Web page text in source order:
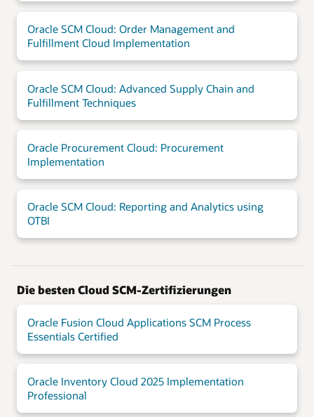
Oracle SCM Cloud: Order Management and
Fulfillment Cloud Implementation
Oracle SCM Cloud: Advanced Supply Chain and
Fulfillment Techniques
Oracle Procurement Cloud: Procurement
Implementation
Oracle SCM Cloud: Reporting and Analytics using
OTBI
Die besten Cloud SCM-Zertifizierungen
Oracle Fusion Cloud Applications SCM Process
Essentials Certified
Oracle Inventory Cloud 2025 Implementation
Professional